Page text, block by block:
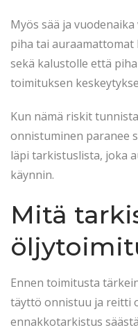
Myös sää ja
piha tai auraamattomat
sekä kalustolle että
toimituksen
Kun nämä riskit
onnistuminen paranee
läpi tarkistuslista, joka
käynnin.
Mitä
Ennen toimitusta
täyttö onnistuu ja reitti
ennakkotarkistus